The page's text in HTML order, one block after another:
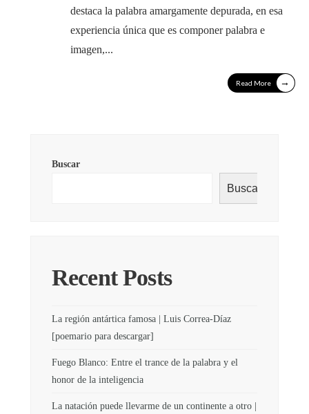
destaca la palabra amargamente depurada, en esa
experiencia única que es componer palabra e
imagen,...
Read More →
Buscar
Buscar
Recent Posts
La región antártica famosa | Luis Correa-Díaz
[poemario para descargar]
Fuego Blanco: Entre el trance de la palabra y el
honor de la inteligencia
La natación puede llevarme de un continente a otro |